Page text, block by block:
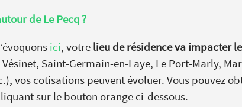
deLe Pecq ?
ici, votre lieu de résidence va impacter
Vésinet, Saint-Germain-en-Laye, Le Port-Marly,
vos cotisations peuvent évoluer. Vous pouvez
sur le bouton orange ci-dessous.